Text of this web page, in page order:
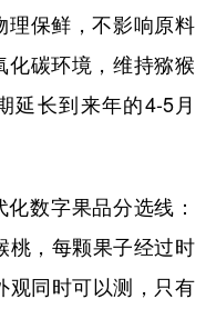
理保鲜，不影响原料
碳环境，维持猕猴
延长到来年的4-5月
数字果品分选线：
桃，每颗果子经过时
观同时可以测，只有